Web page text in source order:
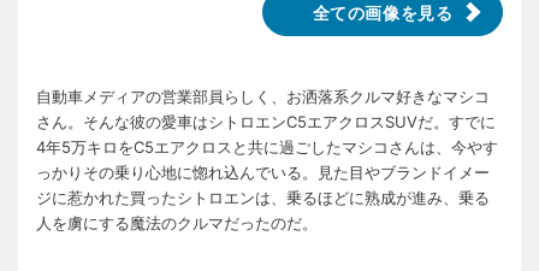
全ての画像を見る
自動車メディアの営業部員らしく、お洒落系クルマ好きなマシコ
さん。そんな彼の愛車はシトロエンC5エアクロスSUVだ。すでに
4年5万キロをC5エアクロスと共に過ごしたマシコさんは、今やす
っかりその乗り心地に惚れ込んでいる。見た目やブランドイメー
ジに惹かれた買ったシトロエンは、乗るほどに熟成が進み、乗る
人を虜にする魔法のクルマだったのだ。